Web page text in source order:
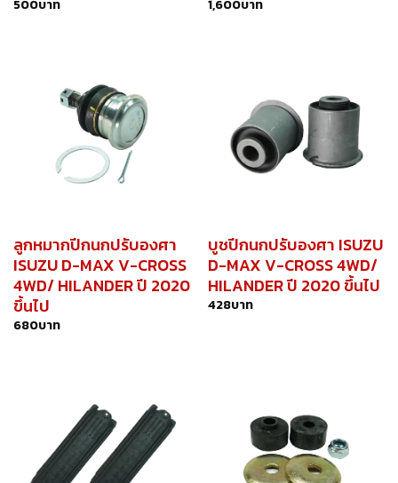
500บาท 1,600บาท
ลูกหมากปีกนกปรับองศา
ISUZU D-MAX V-CROSS
4WD/ HILANDER ปี 2020
ขึ้นไป
680บาท
บูชปีกนกปรับองศา ISUZU
D-MAX V-CROSS 4WD/
HILANDER ปี 2020 ขึ้นไป
428บาท